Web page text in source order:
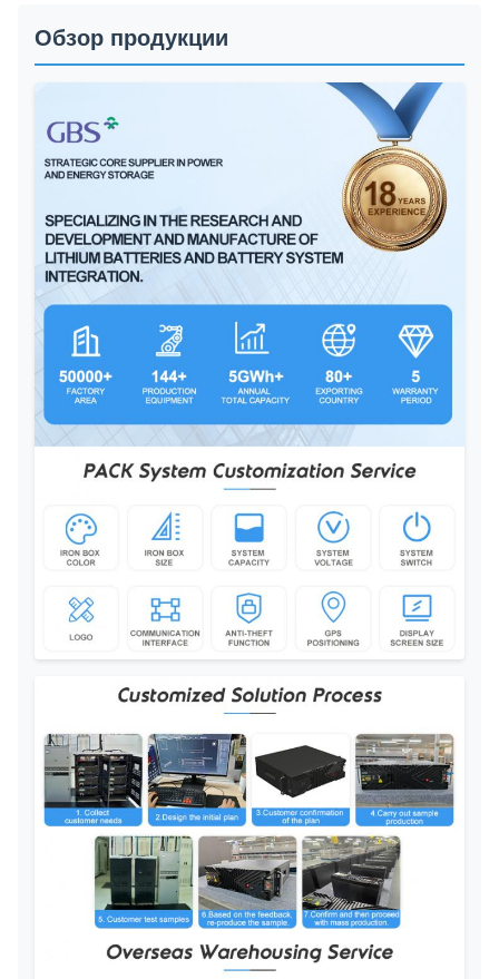
Обзор продукции